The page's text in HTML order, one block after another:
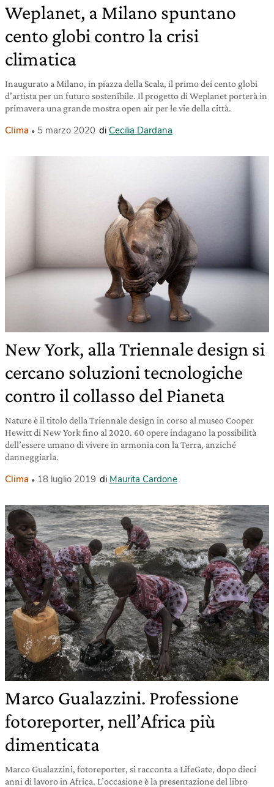
Weplanet, a Milano spuntano
cento globi contro la crisi
climatica
Inaugurato a Milano, in piazza della Scala, il primo dei cento globi
d’artista per un futuro sostenibile. Il progetto di Weplanet porterà in
primavera una grande mostra open air per le vie della città.
Clima 5 marzo 2020 di Cecilia Dardana
New York, alla Triennale design si
cercano soluzioni tecnologiche
contro il collasso del Pianeta
Nature è il titolo della Triennale design in corso al museo Cooper
Hewitt di New York fino al 2020. 60 opere indagano la possibilità
dell’essere umano di vivere in armonia con la Terra, anziché
danneggiarla.
Clima 18 luglio 2019 di Maurita Cardone
Marco Gualazzini. Professione
fotoreporter, nell’Africa più
dimenticata
Marco Gualazzini, fotoreporter, si racconta a LifeGate, dopo dieci
anni di lavoro in Africa. L’occasione è la presentazione del libro